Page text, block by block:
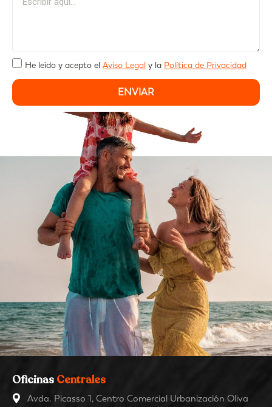
He leído y acepto el Aviso Legal y la Política de Privacidad
ENVIAR
Oficinas Centrales
Avda. Picasso 1, Centro Comercial Urbanización Oliva